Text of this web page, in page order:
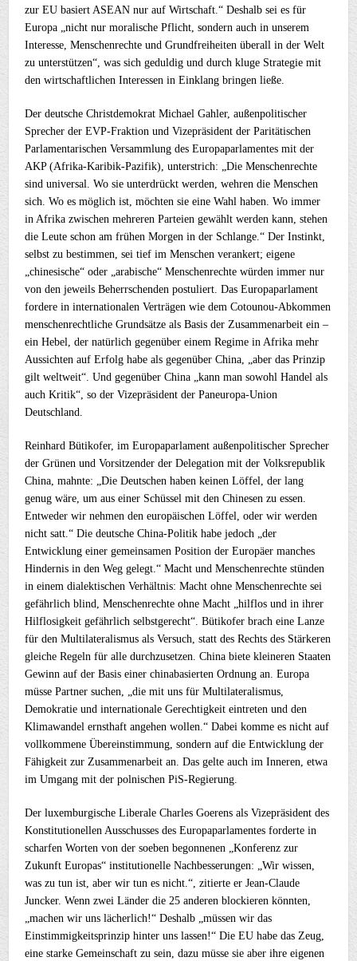
zur EU basiert ASEAN nur auf Wirtschaft.“ Deshalb sei es für
Europa „nicht nur moralische Pflicht, sondern auch in unserem
Interesse, Menschenrechte und Grundfreiheiten überall in der Welt
zu unterstützen“, was sich geduldig und durch kluge Strategie mit
den wirtschaftlichen Interessen in Einklang bringen ließe.
Der deutsche Christdemokrat Michael Gahler, außenpolitischer
Sprecher der EVP-Fraktion und Vizepräsident der Paritätischen
Parlamentarischen Versammlung des Europaparlamentes mit der
AKP (Afrika-Karibik-Pazifik), unterstrich: „Die Menschenrechte
sind universal. Wo sie unterdrückt werden, wehren die Menschen
sich. Wo es möglich ist, möchten sie eine Wahl haben. Wo immer
in Afrika zwischen mehreren Parteien gewählt werden kann, stehen
die Leute schon am frühen Morgen in der Schlange.“ Der Instinkt,
selbst zu bestimmen, sei tief im Menschen verankert; eigene
„chinesische“ oder „arabische“ Menschenrechte würden immer nur
von den jeweils Beherrschenden postuliert. Das Europaparlament
fordere in internationalen Verträgen wie dem Cotounou-Abkommen
menschenrechtliche Grundsätze als Basis der Zusammenarbeit ein –
ein Hebel, der natürlich gegenüber einem Regime in Afrika mehr
Aussichten auf Erfolg habe als gegenüber China, „aber das Prinzip
gilt weltweit“. Und gegenüber China „kann man sowohl Handel als
auch Kritik“, so der Vizepräsident der Paneuropa-Union
Deutschland.
Reinhard Bütikofer, im Europaparlament außenpolitischer Sprecher
der Grünen und Vorsitzender der Delegation mit der Volksrepublik
China, mahnte: „Die Deutschen haben keinen Löffel, der lang
genug wäre, um aus einer Schüssel mit den Chinesen zu essen.
Entweder wir nehmen den europäischen Löffel, oder wir werden
nicht satt.“ Die deutsche China-Politik habe jedoch „der
Entwicklung einer gemeinsamen Position der Europäer manches
Hindernis in den Weg gelegt.“ Macht und Menschenrechte stünden
in einem dialektischen Verhältnis: Macht ohne Menschenrechte sei
gefährlich blind, Menschenrechte ohne Macht „hilflos und in ihrer
Hilflosigkeit gefährlich selbstgerecht“. Bütikofer brach eine Lanze
für den Multilateralismus als Versuch, statt des Rechts des Stärkeren
gleiche Regeln für alle durchzusetzen. China biete kleineren Staaten
Gewinn auf der Basis einer chinabasierten Ordnung an. Europa
müsse Partner suchen, „die mit uns für Multilateralismus,
Demokratie und internationale Gerechtigkeit eintreten und den
Klimawandel ernsthaft angehen wollen.“ Dabei komme es nicht auf
vollkommene Übereinstimmung, sondern auf die Entwicklung der
Fähigkeit zur Zusammenarbeit an. Das gelte auch im Inneren, etwa
im Umgang mit der polnischen PiS-Regierung.
Der luxemburgische Liberale Charles Goerens als Vizepräsident des
Konstitutionellen Ausschusses des Europaparlamentes forderte in
scharfen Worten von der soeben begonnenen „Konferenz zur
Zukunft Europas“ institutionelle Nachbesserungen: „Wir wissen,
was zu tun ist, aber wir tun es nicht.“, zitierte er Jean-Claude
Juncker. Wenn zwei Länder die 25 anderen blockieren könnten,
„machen wir uns lächerlich!“ Deshalb „müssen wir das
Einstimmigkeitsprinzip hinter uns lassen!“ Die EU habe das Zeug,
eine starke Gemeinschaft zu sein, dazu müsse sie aber ihre eigenen